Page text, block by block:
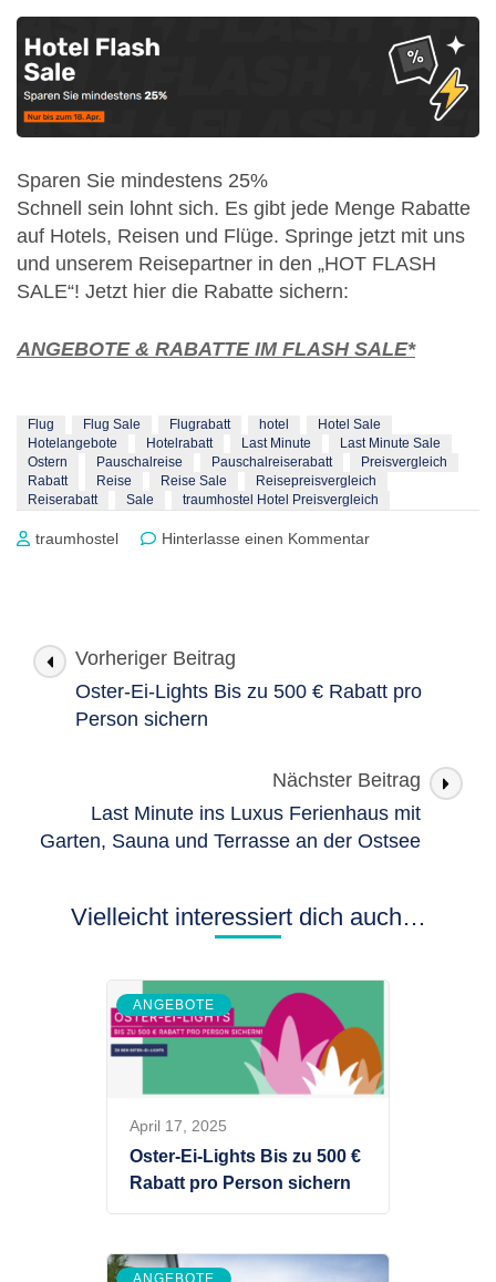
Sparen Sie mindestens 25%
Schnell sein lohnt sich. Es gibt jede Menge Rabatte
auf Hotels, Reisen und Flüge. Springe jetzt mit uns
und unserem Reisepartner in den „HOT FLASH
SALE“! Jetzt hier die Rabatte sichern:
ANGEBOTE & RABATTE IM FLASH SALE*
Flug Flug Sale Flugrabatt hotel
Hotel Sale
Hotelangebote
Hotelrabatt Last Minute
Last Minute Sale
Ostern
Pauschalreise Pauschalreiserabatt
Preisvergleich
Rabatt
Reise Reise Sale
Reisepreisvergleich
Reiserabatt
Sale traumhostel Hotel Preisvergleich
traumhostel Hinterlasse einen Kommentarzu
Beitragsnavigation
Vorheriger Beitrag
Oster-Ei-Lights Bis zu 500 € Rabatt pro
Person sichern
Nächster Beitrag
Last Minute ins Luxus Ferienhaus mit
Garten, Sauna und Terrasse an der Ostsee
Vielleicht interessiert dich auch…
ANGEBOTE
April 17, 2025
Oster-Ei-Lights Bis zu 500 €
Rabatt pro Person sichern
ANGEBOTE